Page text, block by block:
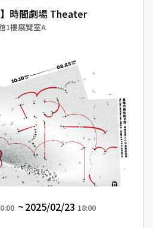
】時間劇場 Theater
1樓展覽室A
2025/02/23 18:00